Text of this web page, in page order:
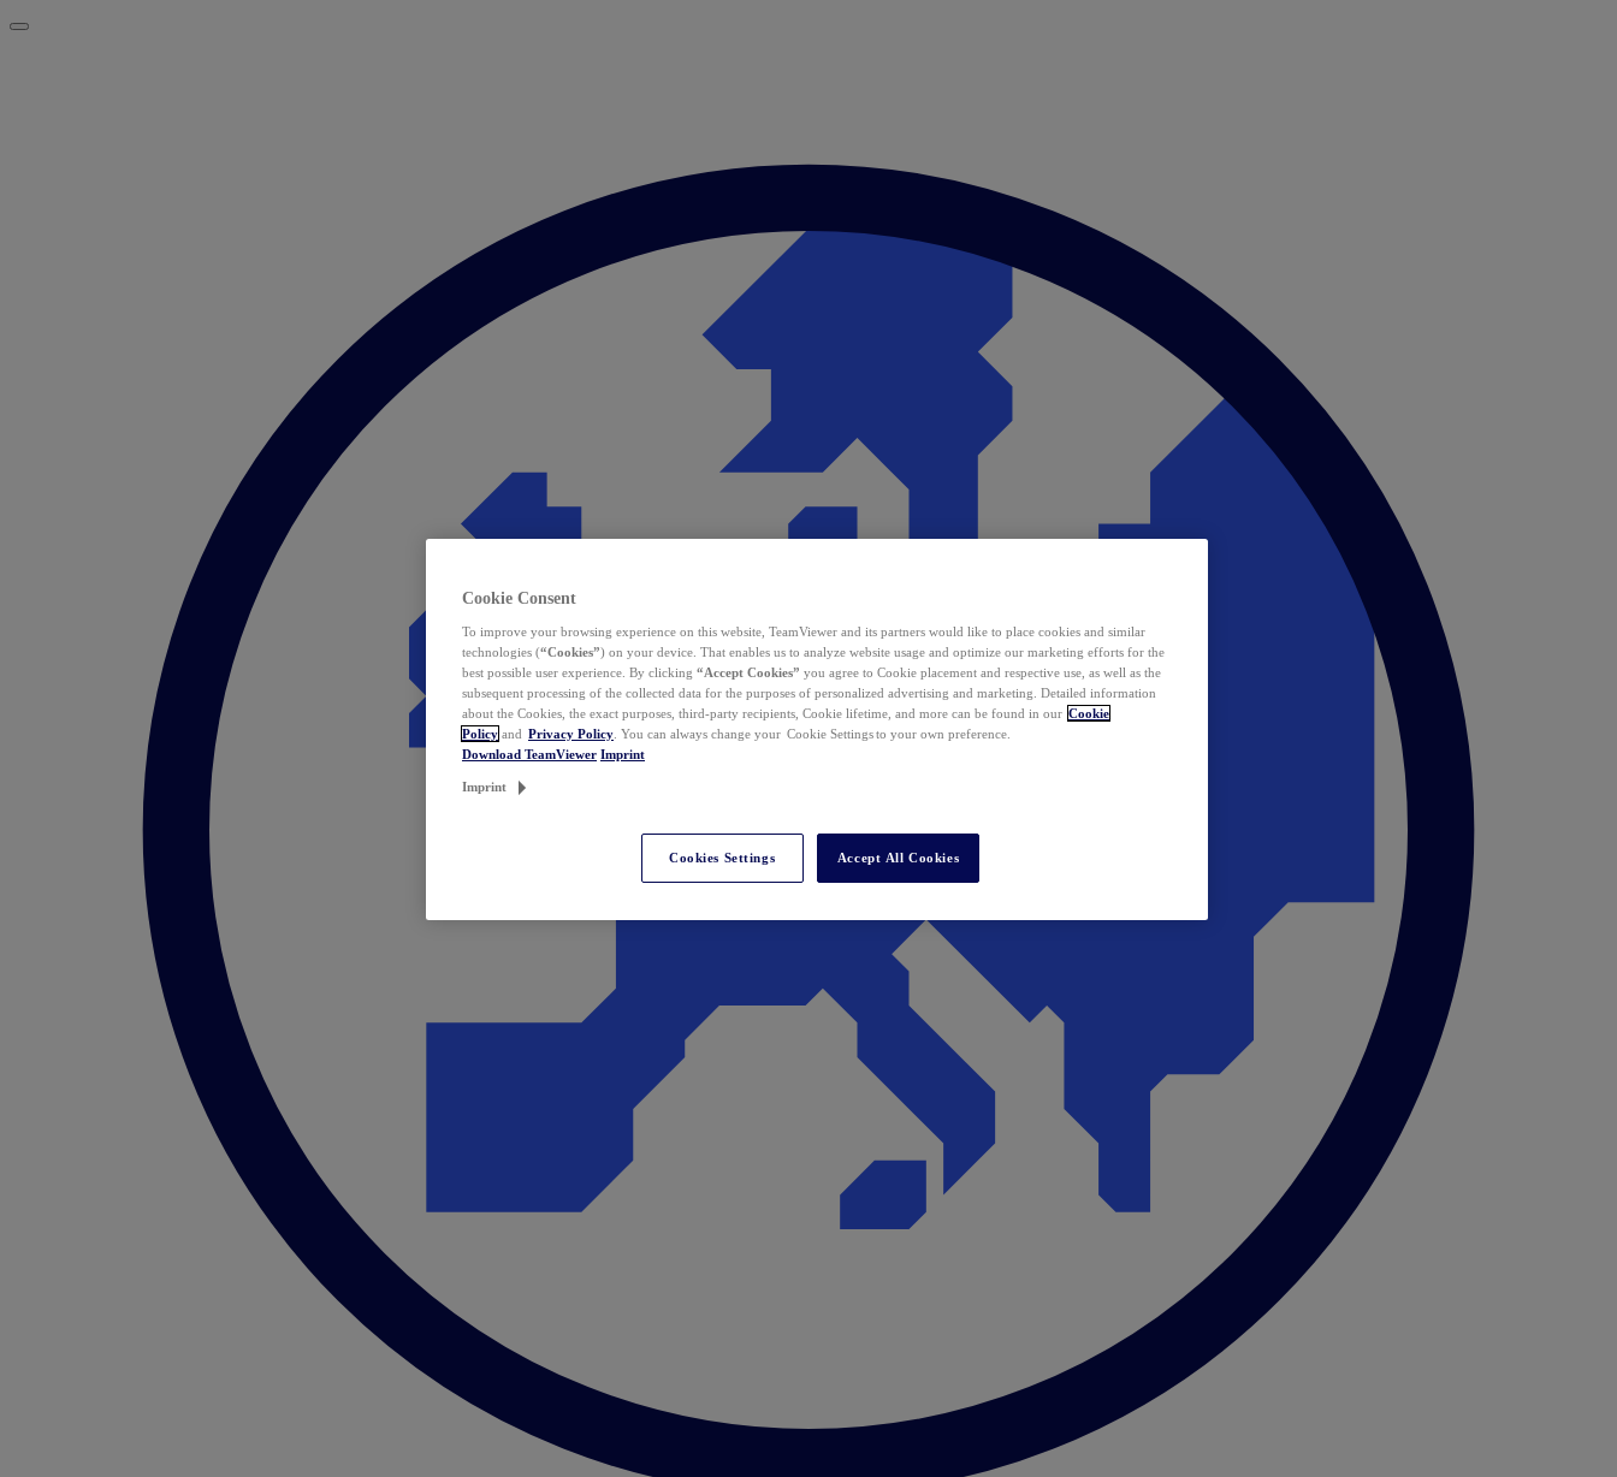
Cookie Consent
To improve your browsing experience on this website, TeamViewer and its partners would like to place cookies and similar
technologies (“Cookies”) on your device. That enables us to analyze website usage and optimize our marketing efforts for the
best possible user experience. By clicking “Accept Cookies” you agree to Cookie placement and respective use, as well as the
subsequent processing of the collected data for the purposes of personalized advertising and marketing. Detailed information
about the Cookies, the exact purposes, third-party recipients, Cookie lifetime, and more can be found in our Cookie
Policy and Privacy Policy . You can always change your Cookie Settings to your own preference.
Download TeamViewer Imprint
Imprint
Cookies Settings Accept All Cookies